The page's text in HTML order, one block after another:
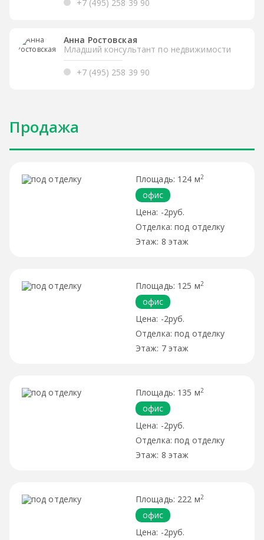
+7 (495) 258 39 90
Анна Ростовская
Младший консультант по недвижимости
+7 (495) 258 39 90
Продажа
124 м2
офис
-2руб.
под отделку
8 этаж
125 м2
офис
-2руб.
под отделку
7 этаж
135 м2
офис
-2руб.
под отделку
8 этаж
222 м2
офис
-2руб.